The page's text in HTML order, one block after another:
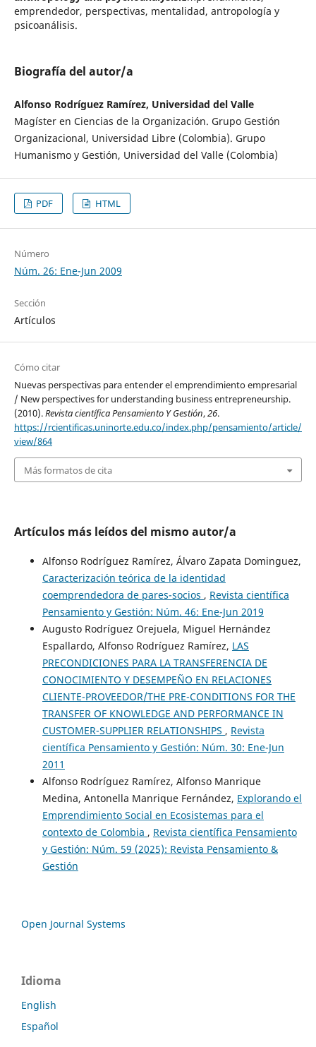
emprendedor, perspectivas, mentalidad, antropología y
psicoanálisis.
Biografía del autor/a
Alfonso Rodríguez Ramírez, Universidad del Valle
Magíster en Ciencias de la Organización. Grupo Gestión
Organizacional, Universidad Libre (Colombia). Grupo
Humanismo y Gestión, Universidad del Valle (Colombia)
PDF HTML
Número
Núm. 26: Ene-Jun 2009
Sección
Artículos
Cómo citar
Nuevas perspectivas para entender el emprendimiento empresarial
/ New perspectives for understanding business entrepreneurship.
(2010).Revista científica Pensamiento Y Gestión,26.
https://rcientificas.uninorte.edu.co/index.php/pensamiento/article/
view/864
Más formatos de cita
Artículos más leídos del mismo autor/a
Alfonso Rodríguez Ramírez, Álvaro Zapata Dominguez,
Caracterización teórica de la identidad
coemprendedora de pares-socios , Revista científica
Pensamiento y Gestión: Núm. 46: Ene-Jun 2019
Augusto Rodríguez Orejuela, Miguel Hernández
Espallardo, Alfonso Rodríguez Ramírez, LAS
PRECONDICIONES PARA LA TRANSFERENCIA DE
CONOCIMIENTO Y DESEMPEÑO EN RELACIONES
CLIENTE-PROVEEDOR/THE PRE-CONDITIONS FOR THE
TRANSFER OF KNOWLEDGE AND PERFORMANCE IN
CUSTOMER-SUPPLIER RELATIONSHIPS , Revista
científica Pensamiento y Gestión: Núm. 30: Ene-Jun
2011
Alfonso Rodríguez Ramírez, Alfonso Manrique
Medina, Antonella Manrique Fernández, Explorando el
Emprendimiento Social en Ecosistemas para el
contexto de Colombia , Revista científica Pensamiento
y Gestión: Núm. 59 (2025): Revista Pensamiento &
Gestión
Open Journal Systems
Idioma
English
Español